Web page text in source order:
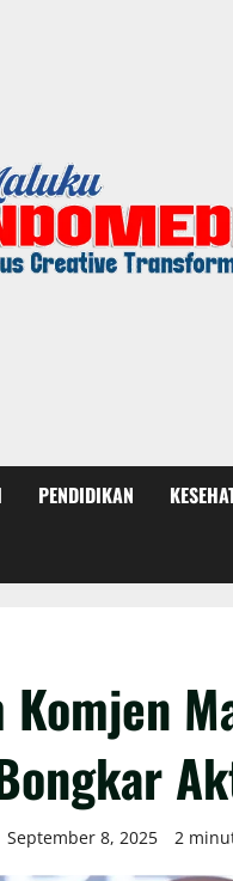
PENDIDIKAN
Komjen
September 8, 2025 2